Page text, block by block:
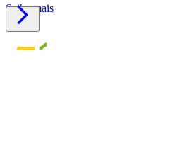
Saiba mais
